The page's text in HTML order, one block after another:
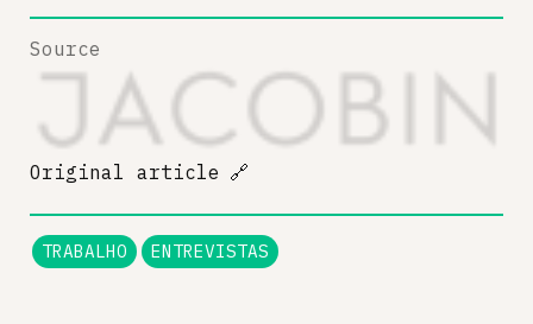
Source
Original article 🔗
TRABALHO ENTREVISTAS